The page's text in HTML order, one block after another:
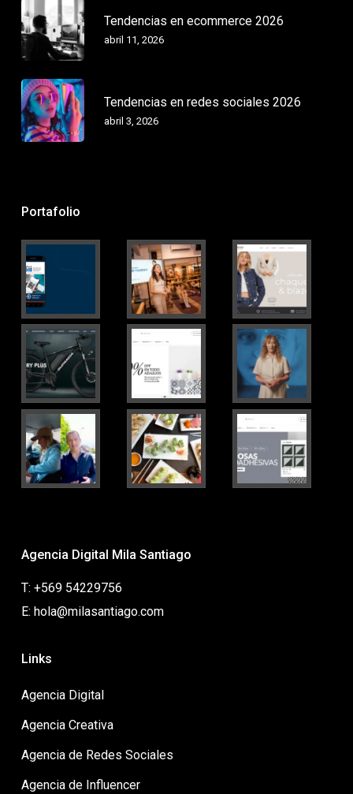
Tendencias en ecommerce 2026
abril 11, 2026
Tendencias en redes sociales 2026
abril 3, 2026
Portafolio
Agencia Digital Mila Santiago
T: +569 54229756
E: hola@milasantiago.com
Links
Agencia Digital
Agencia Creativa
Agencia de Redes Sociales
Agencia de Influencer